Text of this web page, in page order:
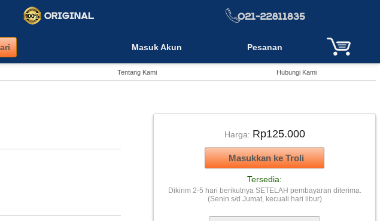
Masuk Akun Pesanan
Tentang Kami Hubungi Kami
Harga: Rp125.000
Tersedia:
Dikirim 2-5 hari berikutnya SETELAH pembayaran diterima.
(Senin s/d Jumat, kecuali hari libur)